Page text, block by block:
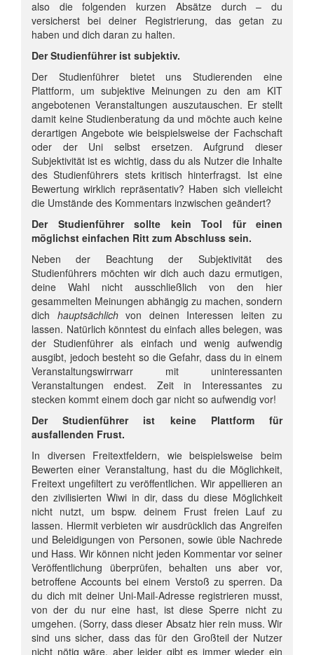
also die folgenden kurzen Absätze durch – du
versicherst bei deiner Registrierung, das getan zu
haben und dich daran zu halten.
Der Studienführer ist subjektiv.
Der Studienführer bietet uns Studierenden eine
Plattform, um subjektive Meinungen zu den am KIT
angebotenen Veranstaltungen auszutauschen. Er stellt
damit keine Studienberatung da und möchte auch keine
derartigen Angebote wie beispielsweise der Fachschaft
oder der Uni selbst ersetzen. Aufgrund dieser
Subjektivität ist es wichtig, dass du als Nutzer die Inhalte
des Studienführers stets kritisch hinterfragst. Ist eine
Bewertung wirklich repräsentativ? Haben sich vielleicht
die Umstände des Kommentars inzwischen geändert?
Der Studienführer sollte kein Tool für einen
möglichst einfachen Ritt zum Abschluss sein.
Neben der Beachtung der Subjektivität des
Studienführers möchten wir dich auch dazu ermutigen,
deine Wahl nicht ausschließlich von den hier
gesammelten Meinungen abhängig zu machen, sondern
dich hauptsächlichvon deinen Interessen leiten zu
lassen. Natürlich könntest du einfach alles belegen, was
der Studienführer als einfach und wenig aufwendig
ausgibt, jedoch besteht so die Gefahr, dass du in einem
Veranstaltungswirrwarr mit uninteressanten
Veranstaltungen endest. Zeit in Interessantes zu
stecken kommt einem doch gar nicht so aufwendig vor!
Der Studienführer ist keine Plattform für
ausfallenden Frust.
In diversen Freitextfeldern, wie beispielsweise beim
Bewerten einer Veranstaltung, hast du die Möglichkeit,
Freitext ungefiltert zu veröffentlichen. Wir appellieren an
den zivilisierten Wiwi in dir, dass du diese Möglichkeit
nicht nutzt, um bspw. deinem Frust freien Lauf zu
lassen. Hiermit verbieten wir ausdrücklich das Angreifen
und Beleidigungen von Personen, sowie üble Nachrede
und Hass. Wir können nicht jeden Kommentar vor seiner
Veröffentlichung überprüfen, behalten uns aber vor,
betroffene Accounts bei einem Verstoß zu sperren. Da
du dich mit deiner Uni-Mail-Adresse registrieren musst,
von der du nur eine hast, ist diese Sperre nicht zu
umgehen. (Sorry, dass dieser Absatz hier rein muss. Wir
sind uns sicher, dass das für den Großteil der Nutzer
nicht nötig wäre, aber leider gibt es immer wieder ein